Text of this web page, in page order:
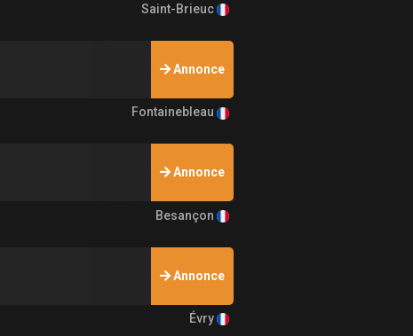
Saint-Brieuc
Annonce
Fontainebleau
Annonce
Besançon
Annonce
Évry